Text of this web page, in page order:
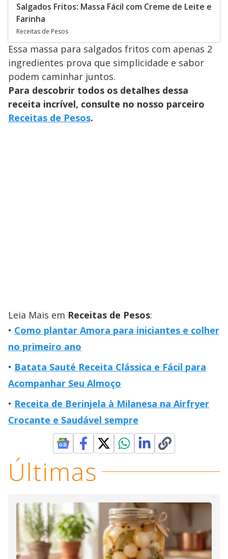
Salgados Fritos: Massa Fácil com Creme de Leite e
Farinha
Receitas de Pesos
Essa massa para salgados fritos com apenas 2
ingredientes prova que simplicidade e sabor
podem caminhar juntos.
Para descobrir todos os detalhes dessa
receita incrível, consulte no nosso parceiro
Receitas de Pesos.
Leia Mais em Receitas de Pesos:
Como plantar Amora para iniciantes e colher
no primeiro ano
Batata Sauté Receita Clássica e Fácil para
Acompanhar Seu Almoço
Receita de Berinjela à Milanesa na Airfryer
Crocante e Saudável sempre
Últimas